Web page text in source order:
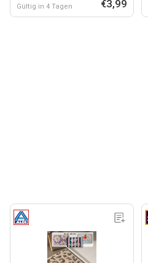
Gültig in 4 Tagen €3,99